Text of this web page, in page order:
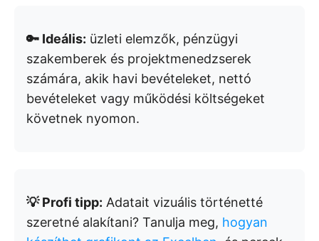
🔑 Ideális: üzleti elemzők, pénzügyi
szakemberek és projektmenedzserek
számára, akik havi bevételeket, nettó
bevételeket vagy működési költségeket
követnek nyomon.
💡 Profi tipp: Adatait vizuális történetté
szeretné alakítani? Tanulja meg, hogyan